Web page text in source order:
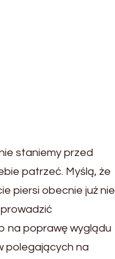
staniemy przed
patrzeć. Myślą, że
piersi obecnie już nie
na poprawę wyglądu
polegających na